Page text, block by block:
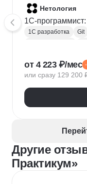
Нетология
1C-
1С разработка Git
Конфигурирование
от 4 223 ₽/мес
или сразу 129 200
Другие
Практикум»